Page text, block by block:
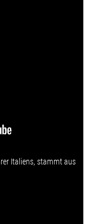
Italiens, stammt aus